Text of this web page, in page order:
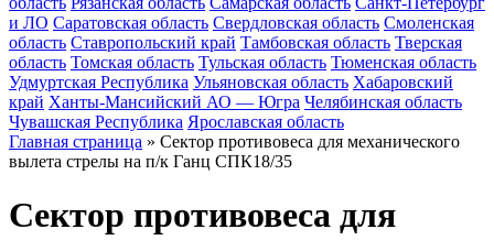
и ЛО Саратовская область Свердловская область Смоленская
область Ставропольский край Тамбовская область Тверская
область Томская область Тульская область Тюменская область
Удмуртская Республика Ульяновская область Хабаровский
край Ханты-Мансийский АО — Югра Челябинская область
Чувашская Республика Ярославская область
Главная страница » Сектор противовеса для механического
вылета стрелы на п/к Ганц СПК18/35
Сектор противовеса для